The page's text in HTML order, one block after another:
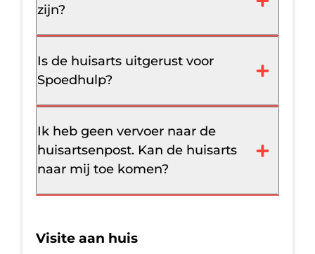
zijn?
Is de huisarts uitgerust voor
Spoedhulp?
Ik heb geen vervoer naar de
huisartsenpost. Kan de huisarts
naar mij toe komen?
Visite aan huis